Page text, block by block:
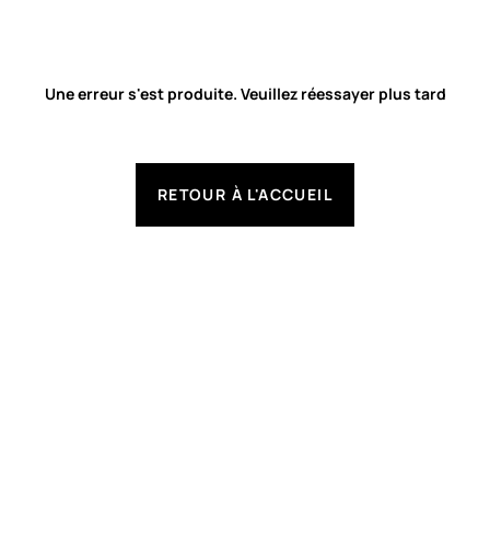
Une erreur s'est produite. Veuillez réessayer plus tard
RETOUR À L'ACCUEIL